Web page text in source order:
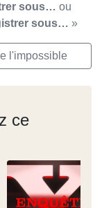
sous… ou
sous… »
l'impossible
ce